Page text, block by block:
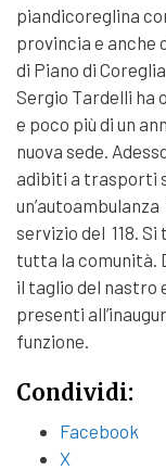
piandicoreglina
provincia e anche
di Piano di
Sergio Tardelli
e poco più di un
nuova sede.
adibiti a trasporti
servizio del 118.
tutta la comunità.
il taglio del nastro
presenti
funzione.
Condividi:
Facebook
X